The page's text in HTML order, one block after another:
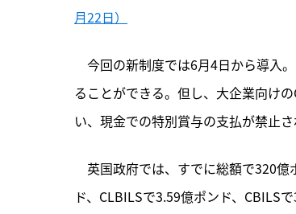
月22日）
今回の新制度では6月4日から導入
ることができる。但し、大企業向け
い、現金での特別賞与の支払が禁止さ
英国政府では、すでに総額で320億
ド、CLBILSで3.59億ポンド、CBILS